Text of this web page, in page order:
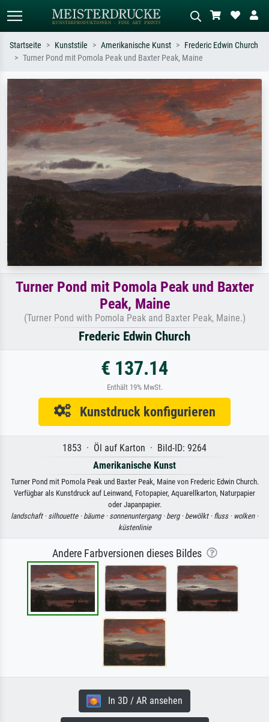
Suchen Sie nach Künstlern, Werktiteln
oder Stilen – z.B. Monet,
Sternennacht, Impressionismus, Welle
Hokusai, Akt.
Beschreiben Sie die Szene – z.B. Grüne
Wiese, Abstrakt mit viel Rot, Dunkles
Ölgemälde, Stehender Akt neben einem
Baum.
Startseite Kunststile Amerikanische Kunst
Frederic Edwin Church
Turner Pond mit Pomola Peak und Baxter Peak, Maine
Turner Pond mit Pomola Peak und Baxter
Peak, Maine
(Turner Pond with Pomola Peak and Baxter Peak, Maine.)
Frederic Edwin Church
€ 137.14
Enthält 19% MwSt.
Kunstdruck konfigurieren
1853 · Öl auf Karton · Bild-ID: 9264
Amerikanische Kunst
Turner Pond mit Pomola Peak und Baxter Peak, Maine von Frederic Edwin Church.
Verfügbar als Kunstdruck auf Leinwand, Fotopapier, Aquarellkarton, Naturpapier
oder Japanpapier.
landschaft · silhouette · bäume · sonnenuntergang · berg · bewölkt · fluss · wolken ·
küstenlinie
Andere Farbversionen dieses Bildes
In 3D / AR ansehen